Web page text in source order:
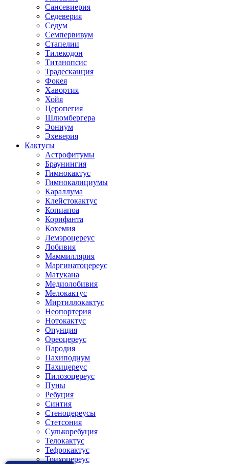
Сансевиерия
Седеверия
Седум
Семпервивум
Стапелии
Тилекодон
Титанопсис
Традесканция
Фокея
Хавортия
Хойя
Церопегия
Шлюмбергера
Эониум
Эхеверия
Кактусы
Астрофитумы
Браунингия
Гимнокактус
Гимнокалициумы
Караллума
Клейстокактус
Копиапоа
Корифанта
Кохемия
Лемэроцереус
Лобивия
Маммиллярия
Маргинатоцереус
Матукана
Медиолобивия
Мелокактус
Миртиллокактус
Неопортерия
Нотокактус
Опунция
Ореоцереус
Пародия
Пахиподиум
Пахицереус
Пилозоцереус
Пуны
Ребуция
Синтия
Стеноцереусы
Стетсония
Сулькоребуция
Телокактус
Тефрокактус
Трихоцереус